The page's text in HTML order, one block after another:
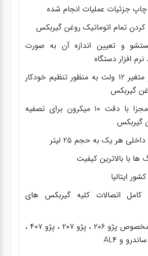
چاپ جزئیات عملیات انجام شده
تمام اتوماتیک روغن گیربکس
و تعیین اندازه آن به صورت
افزار دستگاه
دارای پمپ دور متغیر ۱۲ ولت به منظور تنظیم خودکار
گیربکس
دو عدد فیلتر مجزا با دقت ۱۰ میکرون برای تصفیه
گیربکس
هر یک به حجم ۲۵ لیتر
با بالاترین کیفیت
ایتالیا
کامل اتصالات کلیه گیربکس های
دارای اتصالات مخصوص پژو ۲۰۶ ، پژو ۲۰۷ ، پژو ۴۰۷ ،